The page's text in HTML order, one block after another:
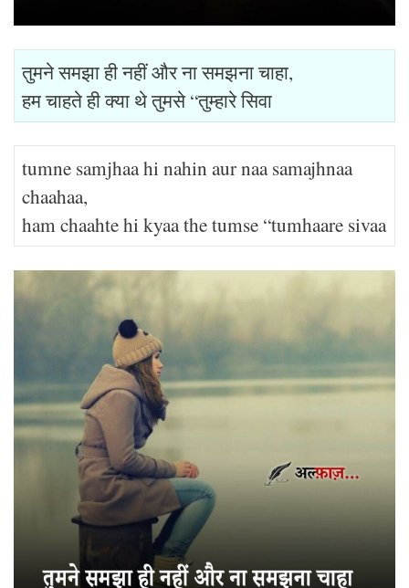
तुमने समझा ही नहीं और ना समझना चाहा,
हम चाहते ही क्या थे तुमसे “तुम्हारे सिवा
tumne samjhaa hi nahin aur naa samajhnaa
chaahaa,
ham chaahte hi kyaa the tumse “tumhaare sivaa